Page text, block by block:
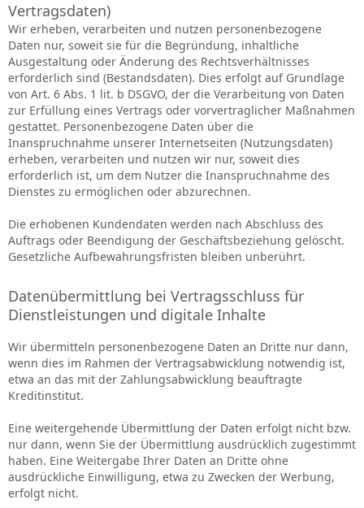
Vertragsdaten)
Wir erheben, verarbeiten und nutzen personenbezogene
Daten nur, soweit sie für die Begründung, inhaltliche
Ausgestaltung oder Änderung des Rechtsverhältnisses
erforderlich sind (Bestandsdaten). Dies erfolgt auf Grundlage
von Art. 6 Abs. 1 lit. b DSGVO, der die Verarbeitung von Daten
zur Erfüllung eines Vertrags oder vorvertraglicher Maßnahmen
gestattet. Personenbezogene Daten über die
Inanspruchnahme unserer Internetseiten (Nutzungsdaten)
erheben, verarbeiten und nutzen wir nur, soweit dies
erforderlich ist, um dem Nutzer die Inanspruchnahme des
Dienstes zu ermöglichen oder abzurechnen.
Die erhobenen Kundendaten werden nach Abschluss des
Auftrags oder Beendigung der Geschäftsbeziehung gelöscht.
Gesetzliche Aufbewahrungsfristen bleiben unberührt.
Datenübermittlung bei Vertragsschluss für
Dienstleistungen und digitale Inhalte
Wir übermitteln personenbezogene Daten an Dritte nur dann,
wenn dies im Rahmen der Vertragsabwicklung notwendig ist,
etwa an das mit der Zahlungsabwicklung beauftragte
Kreditinstitut.
Eine weitergehende Übermittlung der Daten erfolgt nicht bzw.
nur dann, wenn Sie der Übermittlung ausdrücklich zugestimmt
haben. Eine Weitergabe Ihrer Daten an Dritte ohne
ausdrückliche Einwilligung, etwa zu Zwecken der Werbung,
erfolgt nicht.